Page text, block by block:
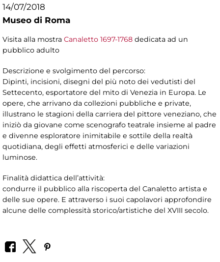
14/07/2018
Museo di Roma
Visita alla mostra Canaletto 1697-1768 dedicata ad un
pubblico adulto
Descrizione e svolgimento del percorso:
Dipinti, incisioni, disegni del più noto dei vedutisti del
Settecento, esportatore del mito di Venezia in Europa. Le
opere, che arrivano da collezioni pubbliche e private,
illustrano le stagioni della carriera del pittore veneziano, che
iniziò da giovane come scenografo teatrale insieme al padre
e divenne esploratore inimitabile e sottile della realtà
quotidiana, degli effetti atmosferici e delle variazioni
luminose.
Finalità didattica dell’attività:
condurre il pubblico alla riscoperta del Canaletto artista e
delle sue opere. E attraverso i suoi capolavori approfondire
alcune delle complessità storico/artistiche del XVIII secolo.